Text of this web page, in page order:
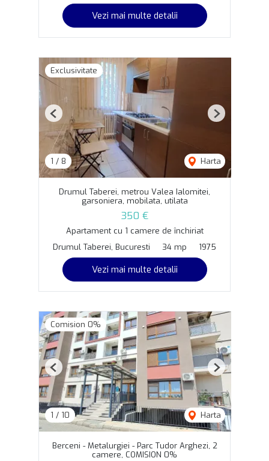
Vezi mai multe detalii
Exclusivitate
1 / 8 Harta
Previous Next
Drumul Taberei, metrou Valea Ialomitei,
garsoniera, mobilata, utilata
350 €
Apartament cu 1 camere de închiriat
Drumul Taberei, Bucuresti
34 mp 1975
Vezi mai multe detalii
Comision 0%
1 / 10 Harta
Previous Next
Berceni - Metalurgiei - Parc Tudor Arghezi, 2
camere, COMISION 0%